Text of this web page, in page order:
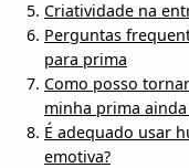
Criatividade na
Perguntas
para prima
Como posso
minha prima
É adequado usar
emotiva?